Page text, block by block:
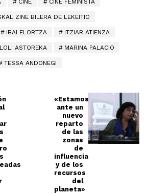
CINE CINE FEMINISTA
ZINE BILERA DE LEKEITIO
IBAI ELORTZA ITZIAR ATIENZA
LOLI ASTOREKA MARINA PALACIO
TESSA ANDONEGI
«Estamos
ante un
nuevo
reparto
de las
zonas
de
influencia
y de los
recursos
del
planeta»